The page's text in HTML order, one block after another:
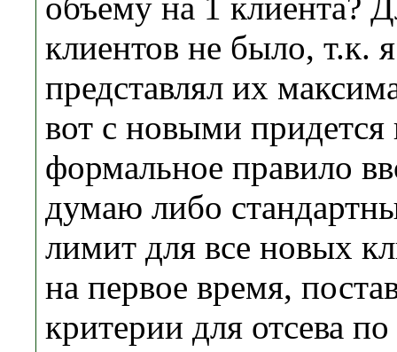
клиентов не было, т.к.
представлял их
вот с новыми придется
формальное правило
думаю либо
лимит для все новых
на первое время,
критерии для отсева